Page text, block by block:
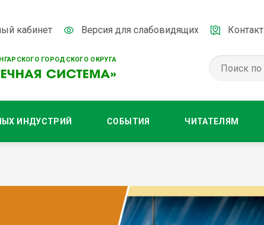
ГОРОДСКОГО ОКРУГА
кабинет Версия для слабовидящих
ИНДУСТРИЙ СОБЫТИЯ ЧИТАТЕЛЯМ